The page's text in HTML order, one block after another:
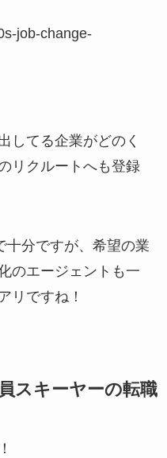
job-change-
してる企業がどのく
リクルートへも登録
十分ですが、希望の業
のエージェントも一
リですね！
スキーヤーの転職